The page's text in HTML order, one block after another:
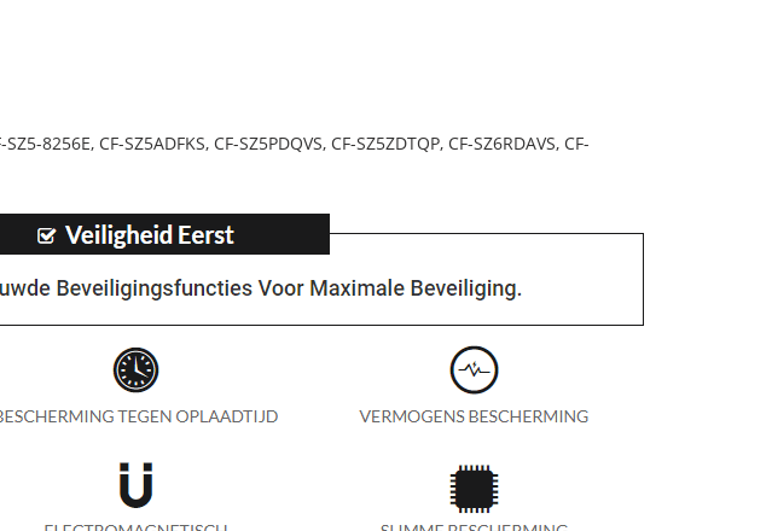
8256E, CF-SZ5ADFKS, CF-SZ5PDQVS, CF-SZ5ZDTQP, CF-SZ6RDAVS, CF-